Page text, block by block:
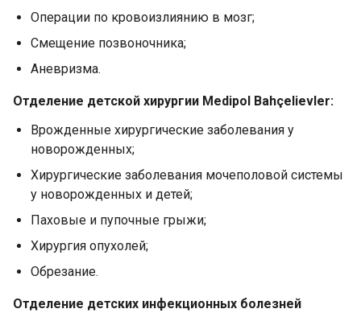
Операции по кровоизлиянию в мозг;
Смещение позвоночника;
Аневризма.
Отделение детской хирургии Medipol Bahçelievler:
Врожденные хирургические заболевания у
новорожденных;
Хирургические заболевания мочеполовой системы
у новорожденных и детей;
Паховые и пупочные грыжи;
Хирургия опухолей;
Обрезание.
Отделение детских инфекционных болезней